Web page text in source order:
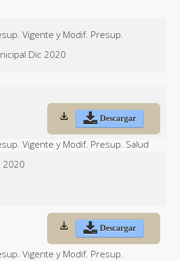
Vigente y Modif. Presup.
Dic 2020
Descargar
Vigente y Modif. Presup. Salud
2020
Descargar
Vigente y Modif. Presup.